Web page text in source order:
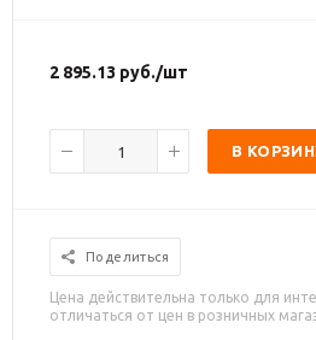
2 895.13 руб./шт
В
Поделиться
Цена действительна только для
отличаться от цен в розничных